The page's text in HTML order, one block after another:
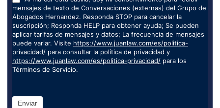
mensajes de texto de Conversaciones (externas) del Grupo de
Abogados Hernandez. Responda STOP para cancelar la
suscripción; Responda HELP para obtener ayuda; Se pueden
aplicar tarifas de mensajes y datos; La frecuencia de mensajes
puede variar. Visite https://www.juanlaw.com/es/politica-
privacidad/ para consultar la política de privacidad y
https://www.juanlaw.com/es/politica-privacidad/ para los
Términos de Servicio.
Enviar